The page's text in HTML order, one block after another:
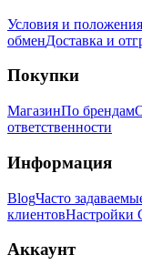
Условия и положения
обменДоставка и
Покупки
МагазинПо брендам
ответственности
Информация
BlogЧасто
клиентовНастройки
Аккаунт